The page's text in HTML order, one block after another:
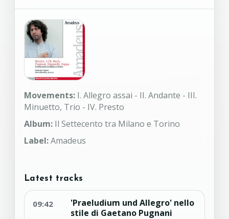
Movements: I. Allegro assai - II. Andante - III.
Minuetto, Trio - IV. Presto
Album: Il Settecento tra Milano e Torino
Label:Amadeus
Latest tracks
09:42
'Praeludium und Allegro' nello
stile di Gaetano Pugnani